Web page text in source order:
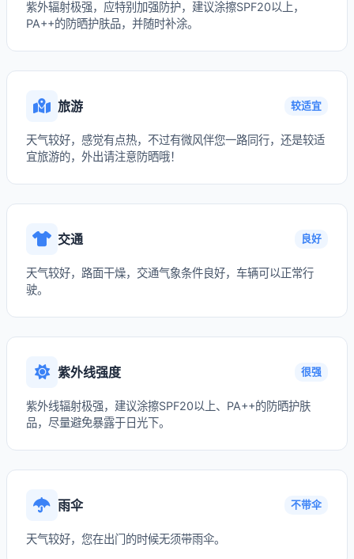
紫外辐射极强，应特别加强防护，建议涂擦SPF20以上，
PA++的防晒护肤品，并随时补涂。
旅游 较适宜
天气较好，感觉有点热，不过有微风伴您一路同行，还是较适
宜旅游的，外出请注意防晒哦！
交通 良好
天气较好，路面干燥，交通气象条件良好，车辆可以正常行
驶。
紫外线强度 很强
紫外线辐射极强，建议涂擦SPF20以上、PA++的防晒护肤
品，尽量避免暴露于日光下。
雨伞 不带伞
天气较好，您在出门的时候无须带雨伞。